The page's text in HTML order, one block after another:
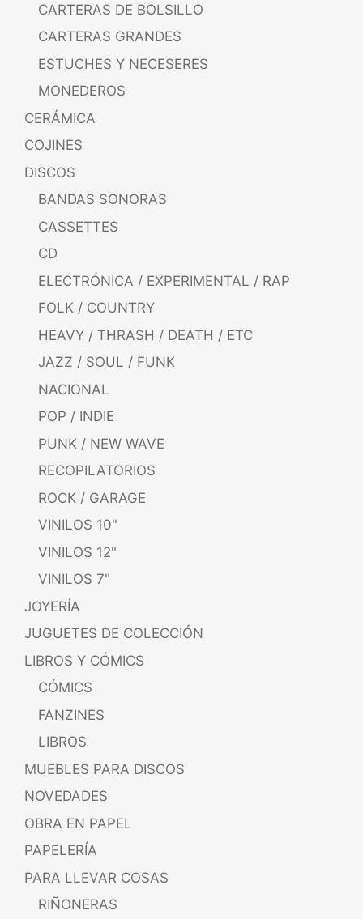
CARTERAS DE BOLSILLO
CARTERAS GRANDES
ESTUCHES Y NECESERES
MONEDEROS
CERÁMICA
COJINES
DISCOS
BANDAS SONORAS
CASSETTES
CD
ELECTRÓNICA / EXPERIMENTAL / RAP
FOLK / COUNTRY
HEAVY / THRASH / DEATH / ETC
JAZZ / SOUL / FUNK
NACIONAL
POP / INDIE
PUNK / NEW WAVE
RECOPILATORIOS
ROCK / GARAGE
VINILOS 10"
VINILOS 12"
VINILOS 7"
JOYERÍA
JUGUETES DE COLECCIÓN
LIBROS Y CÓMICS
CÓMICS
FANZINES
LIBROS
MUEBLES PARA DISCOS
NOVEDADES
OBRA EN PAPEL
PAPELERÍA
PARA LLEVAR COSAS
RIÑONERAS